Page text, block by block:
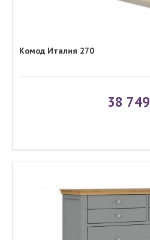
Комод Италия 270
38 749